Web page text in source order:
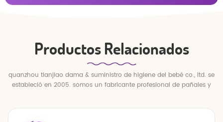
Productos Relacionados
quanzhou tianjiao dama & suministro de higiene del bebé co., ltd. se
estableció en 2005. somos un fabricante profesional de pañales y